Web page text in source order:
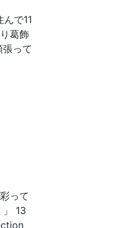
で11
葛飾
って
って
13